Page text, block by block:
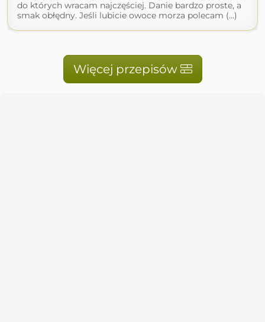
do których wracam najczęściej. Danie bardzo proste, a
smak obłędny. Jeśli lubicie owoce morza polecam (...)
Więcej przepisów